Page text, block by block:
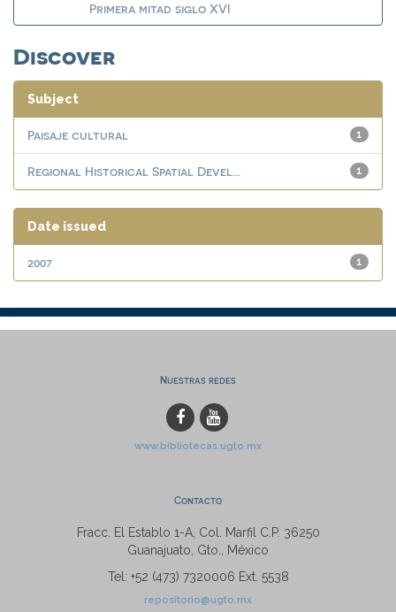
Primera mitad siglo XVI
Discover
Subject
1
Paisaje cultural
1
Regional Historical Spatial Devel...
Date issued
1
2007
Nuestras redes
www.bibliotecas.ugto.mx
Contacto
Fracc. El Establo 1-A, Col. Marfil C.P. 36250
Guanajuato, Gto., México
Tel: +52 (473) 7320006 Ext. 5538
repositorio@ugto.mx